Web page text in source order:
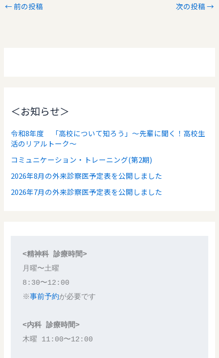
＜お知らせ＞
令和8年度 「高校について知ろう」～先輩に聞く！高校生
活のリアルトーク～
コミュニケーション・トレーニング(第2期)
2026年8月の外来診察医予定表を公開しました
2026年7月の外来診察医予定表を公開しました
<精神科 診療時間>
月曜〜土曜
8:30〜12:00
※事前予約が必要です
<内科 診療時間>
木曜 11:00〜12:00
← 前の投稿 次の投稿→